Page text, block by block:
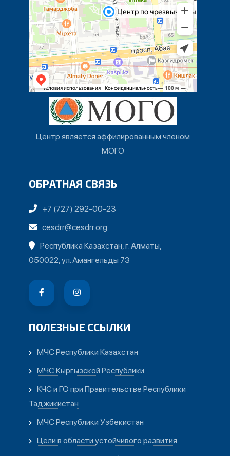
Центр является аффилированным членом
МОГО
ОБРАТНАЯ СВЯЗЬ
+7 (727) 292-00-23
cesdrr@cesdrr.org
Республика Казахстан, г. Алматы,
050022, ул. Амангельды 73
ПОЛЕЗНЫЕ ССЫЛКИ
МЧС Республики Казахстан
МЧС Кыргызской Республики
КЧС и ГО при Правительстве Республики
Таджикистан
МЧС Республики Узбекистан
Цели в области устойчивого развития